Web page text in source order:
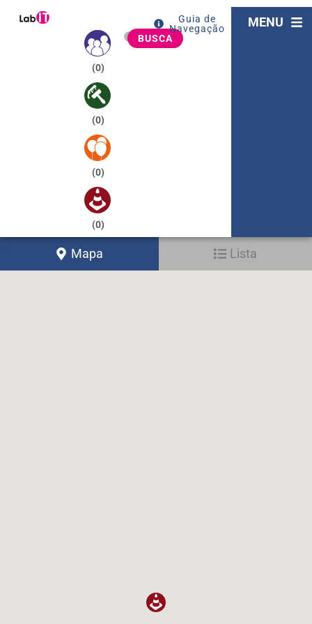
(0)
(0)
(0)
(0)
BUSCA
Guia de
Navegação
MENU
Mapa Lista